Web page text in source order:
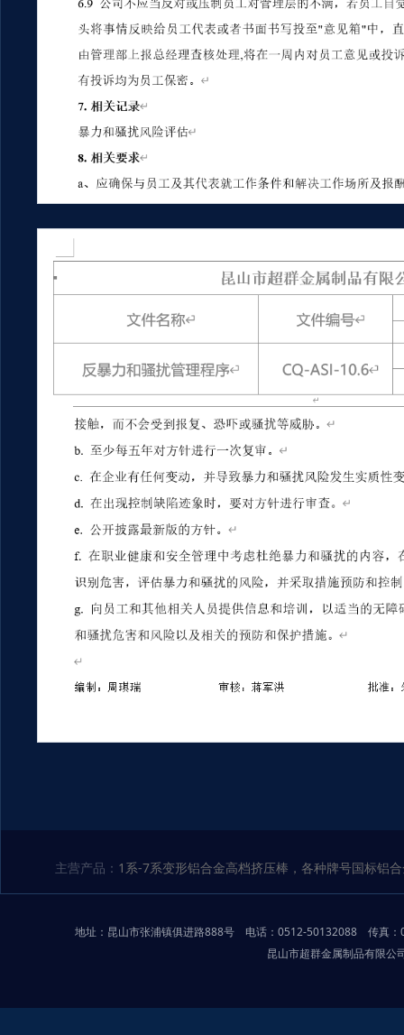
主营产品： 1系-7系变形铝合金高档挤压棒，各种牌号国标铝
地址：昆山市张浦镇俱进路888号 电话：0512-50132088 传
昆山市超群金属制品有限